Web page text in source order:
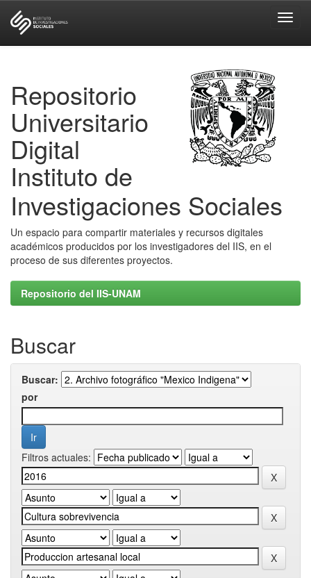
Repositorio
Universitario
Digital
Instituto de
Investigaciones Sociales
Un espacio para compartir materiales y recursos digitales
académicos producidos por los investigadores del IIS, en el
proceso de sus diferentes proyectos.
Repositorio del IIS-UNAM
Buscar
Buscar:
por
Filtros actuales: